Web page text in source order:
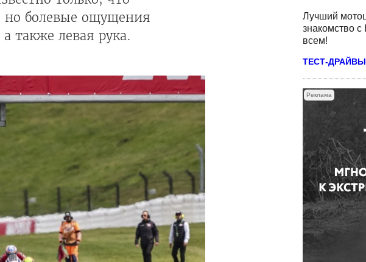
Лучший
знакомство
всем!
ТЕСТ-ДРАЙВЫ
Реклама
но болевые ощущения
левая рука.